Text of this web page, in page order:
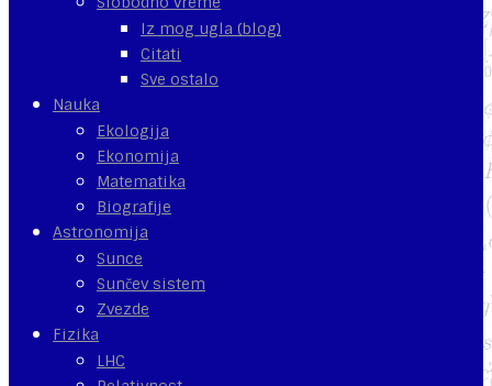
Iz mog ugla (blog)
Citati
Sve ostalo
Nauka
Ekologija
Ekonomija
Matematika
Biografije
Astronomija
Sunce
Sunčev sistem
Zvezde
Fizika
LHC